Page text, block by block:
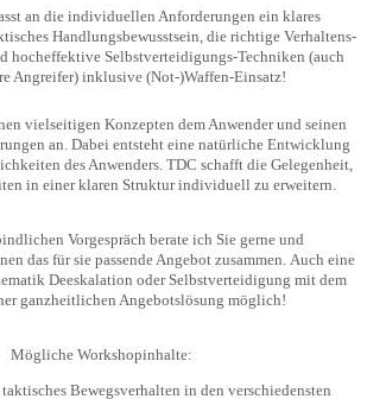
an die individuellen Anforderungen ein klares
Handlungsbewusstsein, die richtige Verhaltens-
hocheffektive Selbstverteidigungs-Techniken (auch
Angreifer) inklusive (Not-)Waffen-Einsatz!
vielseitigen Konzepten dem Anwender und seinen
an. Dabei entsteht eine natürliche Entwicklung
des Anwenders. TDC schafft die Gelegenheit,
in einer klaren Struktur individuell zu erweitern.
Vorgespräch berate ich Sie gerne und
das für sie passende Angebot zusammen. Auch eine
Deeskalation oder Selbstverteidigung mit dem
ganzheitlichen Angebotslösung möglich!
Mögliche Workshopinhalte:
Bewegsverhalten in den verschiedensten